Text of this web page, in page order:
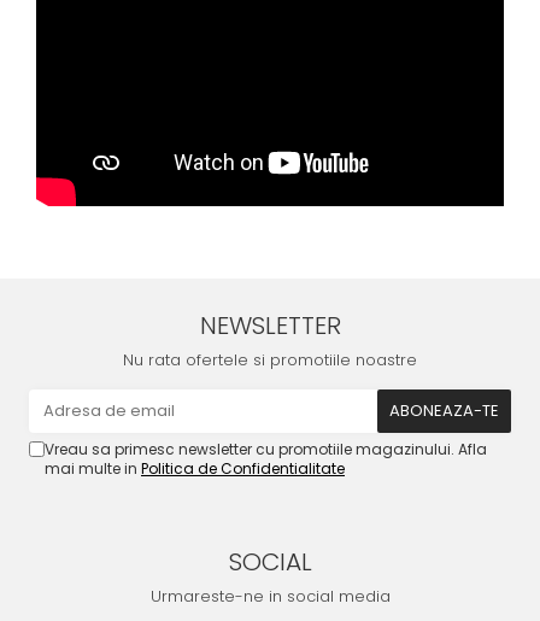
NEWSLETTER
Nu rata ofertele si promotiile noastre
Vreau sa primesc newsletter cu promotiile magazinului. Afla
mai multe in Politica de Confidentialitate
SOCIAL
Urmareste-ne in social media